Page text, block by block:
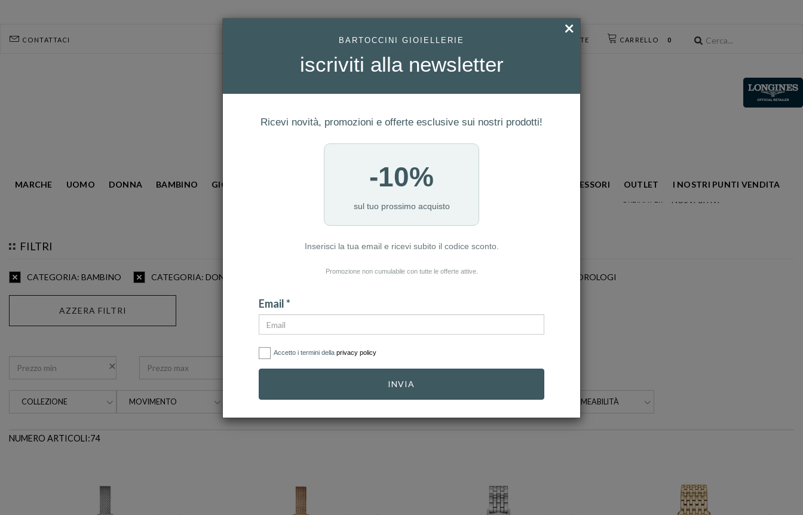
CARRELLO 0
ACCESSO UTENTE
CONTATTACI
MARCHE UOMO DONNA BAMBINO GIOIELLERIA GIOIELLI MODA OROLOGI ACCESSORI OUTLET I NOSTRI PUNTI VENDITA
HOMEPAGE
DANIEL WELLINGTON
ORDINA PER
Nuovi arrivi
FILTRI
CATEGORIA: BAMBINO CATEGORIA: DONNA CATEGORIA: SMARTWATCH CATEGORIA: UOMO CATEGORIA: OROLOGI
AZZERA FILTRI
CATEGORIE GENERE
COLLEZIONE MOVIMENTO MATERIALE CASSA DIMENSIONE CASSA
MATERIALE
IMPERMEABILITÀ
NUMERO ARTICOLI:74
×
BARTOCCINI GIOIELLERIE
iscriviti alla newsletter
Ricevi novità, promozioni e offerte esclusive sui nostri prodotti!
-10%
sul tuo prossimo acquisto
Inserisci la tua email e ricevi subito il codice sconto.
Promozione non cumulabile con tutte le offerte attive.
Email *
Accetto i termini della privacy policy
INVIA